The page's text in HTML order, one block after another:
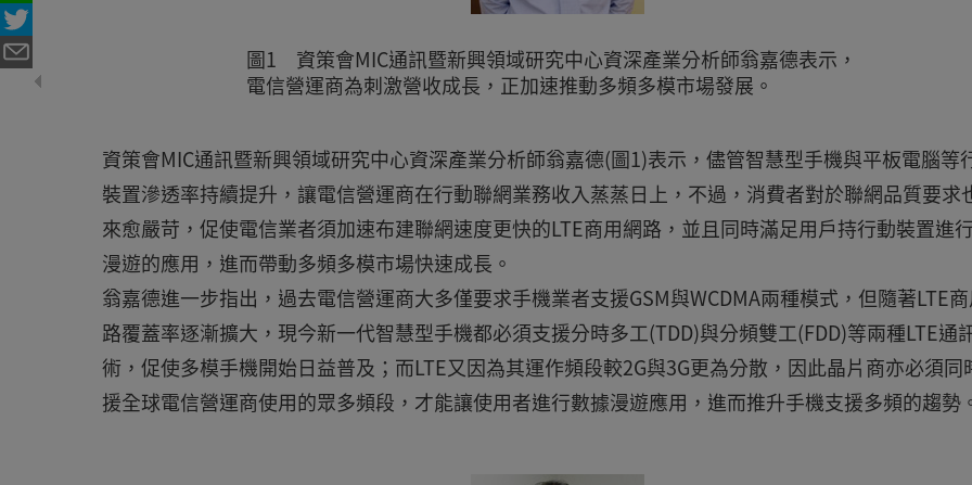
圖1 資策會MIC通訊暨新興領域研究中心資深產業分析師翁嘉德表示，
電信營運商為刺激營收成長，正加速推動多頻多模市場發展。
資策會MIC通訊暨新興領域研究中心資深產業分析師翁嘉德(圖1)表示，儘管智慧型手機與平板電腦等
裝置滲透率持續提升，讓電信營運商在行動聯網業務收入蒸蒸日上，不過，消費者對於聯網品質要求
來愈嚴苛，促使電信業者須加速布建聯網速度更快的LTE商用網路，並且同時滿足用戶持行動裝置進
漫遊的應用，進而帶動多頻多模市場快速成長。
翁嘉德進一步指出，過去電信營運商大多僅要求手機業者支援GSM與WCDMA兩種模式，但隨著LTE
路覆蓋率逐漸擴大，現今新一代智慧型手機都必須支援分時多工(TDD)與分頻雙工(FDD)等兩種LTE通
術，促使多模手機開始日益普及；而LTE又因為其運作頻段較2G與3G更為分散，因此晶片商亦必須同
援全球電信營運商使用的眾多頻段，才能讓使用者進行數據漫遊應用，進而推升手機支援多頻的趨勢